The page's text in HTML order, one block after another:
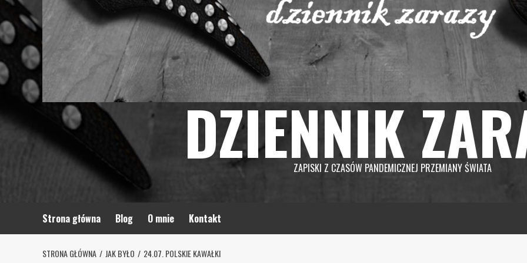
DZIENNIK
ZAPISKI Z CZASÓW PANDEMICZNEJ PRZEMIANY ŚWIATA
Strona główna Blog O mnie Kontakt
STRONA GŁÓWNA JAK BYŁO 24.07. POLSKIE KAWAŁKI